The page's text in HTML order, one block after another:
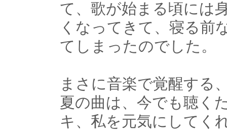
て、歌が始まる頃には
くなってきて、寝る前
てしまったのでした。
まさに音楽で覚醒する
夏の曲は、今でも聴く
キ、私を元気にしてく